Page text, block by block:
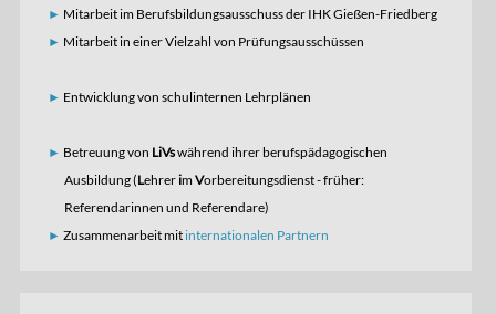
Mitarbeit im Berufsbildungsausschuss der IHK Gießen-Friedberg
Mitarbeit in einer Vielzahl von Prüfungsausschüssen
Entwicklung von schulinternen Lehrplänen
Betreuung von LiVswährend ihrer berufspädagogischen
Ausbildung (LehrerimVorbereitungsdienst - früher:
Referendarinnen und Referendare)
Zusammenarbeit mit internationalen Partnern